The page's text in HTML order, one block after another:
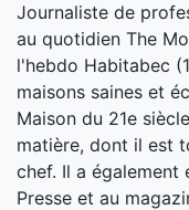
Journaliste de
au quotidien The
l'hebdo Habitabec
maisons saines et
Maison du 21e
matière, dont il est
chef. Il a également
Presse et au